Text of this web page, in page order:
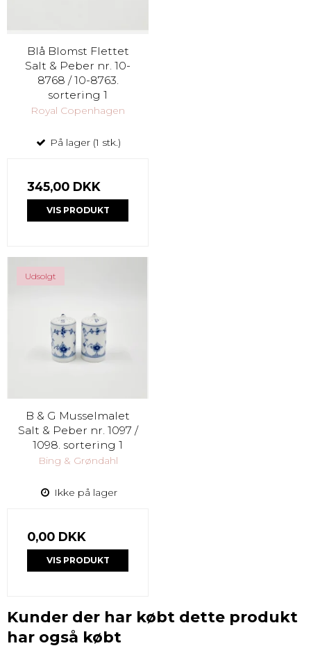
Blå Blomst Flettet
Salt & Peber nr. 10-
8768 / 10-8763.
sortering 1
Royal Copenhagen
På lager (1 stk.)
345,00 DKK
VIS PRODUKT
Udsolgt
B & G Musselmalet
Salt & Peber nr. 1097 /
1098. sortering 1
Bing & Grøndahl
Ikke på lager
0,00 DKK
VIS PRODUKT
Kunder der har købt dette produkt
har også købt